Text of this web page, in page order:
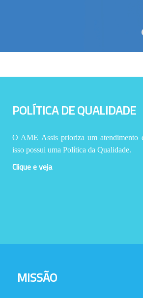
POLÍTICA DE QUALIDADE
O AME Assis prioriza um atendimento
isso possui uma Política da Qualidade.
Clique e veja
MISSÃO